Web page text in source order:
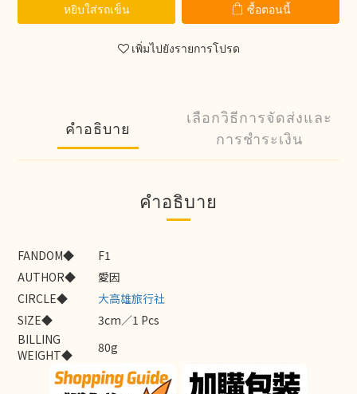
หยิบใส่รถเข็น ซื้อตอนนี้
เพิ่มไปยังรายการโปรด
คำอธิบาย
เลือกวิธีการจัดส่งและ
การชำระเงิน
คำอธิบาย
FANDOM◆
F1
AUTHOR◆
愛因
CIRCLE◆
大高雄旅行社
SIZE◆
3cm／1 Pcs
BILLING
WEIGHT◆
80g